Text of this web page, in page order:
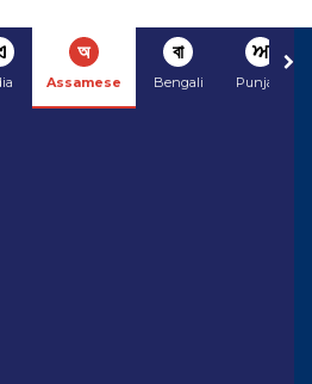
অ
Assamese
বা
Bengali
ਅ
Punjabi